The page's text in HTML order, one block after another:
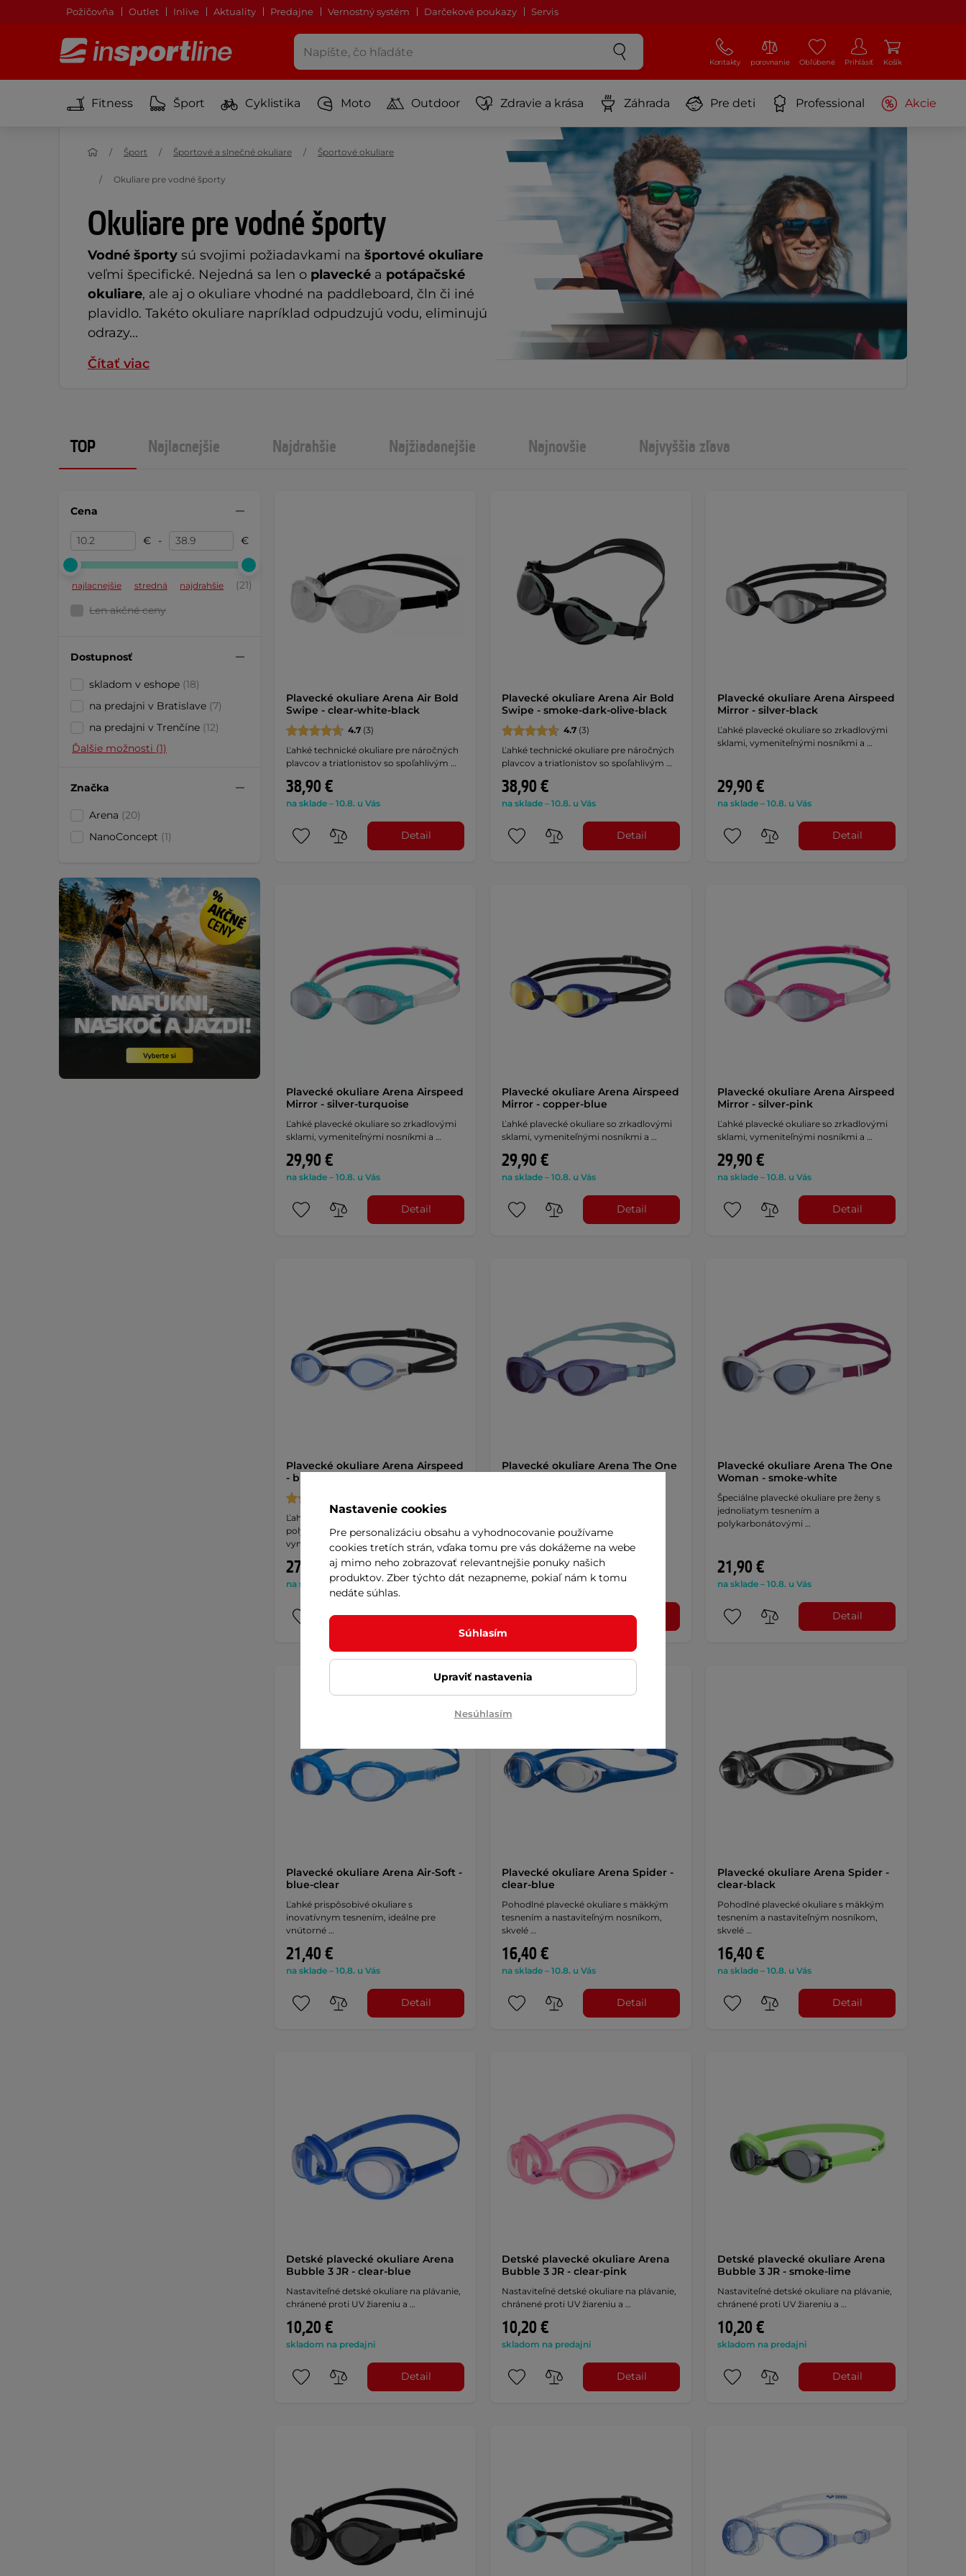
Požičovňa Outlet Inlive Aktuality Predajne Vernostný systém Darčekové poukazy Servis
Kontakty porovnanie Obľúbené Prihlásiť Košík
Fitness Šport Cyklistika Moto Outdoor Zdravie a krása Záhrada Pre deti Professional Akcie
Okuliare pre vodné športy
Vodné športy sú svojimi požiadavkami na športové okuliare
veľmi špecifické. Nejedná sa len o plavecké a potápačské
okuliare, ale aj o okuliare vhodné na paddleboard, čln či iné
plavidlo. Takéto okuliare napríklad odpudzujú vodu, eliminujú
odrazy...
Čítať viac
Šport Športové a slnečné okuliare Športové okuliare
Okuliare pre vodné športy
TOP Najlacnejšie Najdrahšie Najžiadanejšie Najnovšie Najvyššia zľava
Cena
€ - €
najlacnejšie stredná najdrahšie
(21)
Len akčné ceny
Dostupnosť
skladom v eshope (18)
na predajni v Bratislave (7)
na predajni v Trenčíne (12)
Ďalšie možnosti (1)
Značka
Arena (20)
NanoConcept (1)
Plavecké okuliare Arena Air Bold
Swipe - clear-white-black
4.7 (3)
Ľahké technické okuliare pre náročných
plavcov a triatlonistov so spoľahlivým …
38,90 €
na sklade – 10.8. u Vás
Detail
Plavecké okuliare Arena Air Bold
Swipe - smoke-dark-olive-black
4.7(3)
Ľahké technické okuliare pre náročných
plavcov a triatlonistov so spoľahlivým …
38,90 €
na sklade – 10.8. u Vás
Detail
Plavecké okuliare Arena Airspeed
Mirror - silver-black
Ľahké plavecké okuliare so zrkadlovými
sklami, vymeniteľnými nosníkmi a …
29,90 €
na sklade – 10.8. u Vás
Detail
Plavecké okuliare Arena Airspeed
Mirror - silver-turquoise
Ľahké plavecké okuliare so zrkadlovými
sklami, vymeniteľnými nosníkmi a …
29,90 €
na sklade – 10.8. u Vás
Detail
Plavecké okuliare Arena Airspeed
Mirror - copper-blue
Ľahké plavecké okuliare so zrkadlovými
sklami, vymeniteľnými nosníkmi a …
29,90 €
na sklade – 10.8. u Vás
Detail
Plavecké okuliare Arena Airspeed
Mirror - silver-pink
Ľahké plavecké okuliare so zrkadlovými
sklami, vymeniteľnými nosníkmi a …
29,90 €
na sklade – 10.8. u Vás
Detail
Plavecké okuliare Arena Airspeed
- blue-white
Ľahké plavecké okuliare s
polykarbonátovými sklami,
vymeniteľnými nosníkmi a …
27,90 €
na sklade – 10.8. u Vás
Detail
Plavecké okuliare Arena The One
21,90 €
na sklade – 10.8. u Vás
Detail
Plavecké okuliare Arena The One
Woman - smoke-white
Špeciálne plavecké okuliare pre ženy s
jednoliatym tesnením a
polykarbonátovými …
21,90 €
na sklade – 10.8. u Vás
Detail
Plavecké okuliare Arena Air-Soft -
blue-clear
Ľahké prispôsobivé okuliare s
inovatívnym tesnením, ideálne pre
vnútorné …
21,40 €
na sklade – 10.8. u Vás
Detail
Plavecké okuliare Arena Spider -
clear-blue
Pohodlné plavecké okuliare s mäkkým
tesnením a nastaviteľným nosníkom,
skvelé …
16,40 €
na sklade – 10.8. u Vás
Detail
Plavecké okuliare Arena Spider -
clear-black
Pohodlné plavecké okuliare s mäkkým
tesnením a nastaviteľným nosníkom,
skvelé …
16,40 €
na sklade – 10.8. u Vás
Detail
Detské plavecké okuliare Arena
Bubble 3 JR - clear-blue
Nastaviteľné detské okuliare na plávanie,
chránené proti UV žiareniu a …
10,20 €
skladom na predajni
Detail
Detské plavecké okuliare Arena
Bubble 3 JR - clear-pink
Nastaviteľné detské okuliare na plávanie,
chránené proti UV žiareniu a …
10,20 €
skladom na predajni
Detail
Detské plavecké okuliare Arena
Bubble 3 JR - smoke-lime
Nastaviteľné detské okuliare na plávanie,
chránené proti UV žiareniu a …
10,20 €
skladom na predajni
Detail
Nastavenie cookies
Pre personalizáciu obsahu a vyhodnocovanie používame
cookies tretích strán, vďaka tomu pre vás dokážeme na webe
aj mimo neho zobrazovať relevantnejšie ponuky našich
produktov. Zber týchto dát nezapneme, pokiaľ nám k tomu
nedáte súhlas.
Súhlasím
Upraviť nastavenia
Nesúhlasím